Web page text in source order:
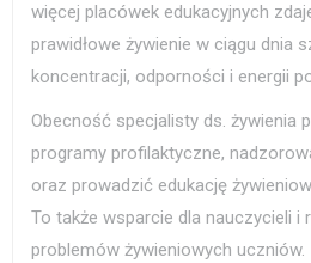
więcej placówek edukacyjnych
prawidłowe żywienie w ciągu dnia
koncentracji, odporności i energii
Obecność specjalisty ds. żywienia
programy profilaktyczne,
oraz prowadzić edukację
To także wsparcie dla nauczycieli
problemów żywieniowych uczniów.